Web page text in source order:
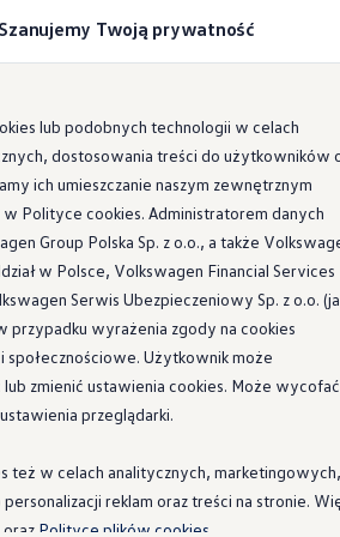
i elektromobilność
elektryczne
i auta koncepcyjne
Xtreme
“Xcite”
Polo GTI
samochodu elektrycznego w domu
samochodu elektrycznego w trasie
samochodów elektrycznych
płatności
utrzymania
wspomagające
systemów
dla
Roca
Szanujemy Twoją prywatność
lub podobnych technologii w celach
dostosowania treści do użytkowników
ich umieszczanie naszym zewnętrznym
Polityce cookies. Administratorem danych
Group Polska Sp. z o.o., a także
w Polsce, Volkswagen Financial Services
Serwis Ubezpieczeniowy Sp. z o.o.
przypadku wyrażenia zgody na cookies
społecznościowe. Użytkownik może
zmienić ustawienia cookies. Może wycofać
przeglądarki.
też w celach analitycznych, marketingowych,
reklam oraz treści na stronie.
oraz Polityce plików cookies.